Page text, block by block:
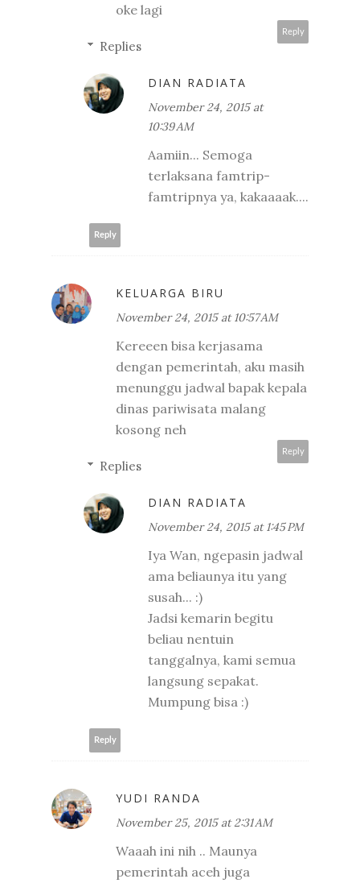
oke lagi
Reply
Replies
DIAN RADIATA
November 24, 2015 at
10:39 AM
Aamiin... Semoga
terlaksana famtrip-
famtripnya ya, kakaaaak....
Reply
KELUARGA BIRU
November 24, 2015 at 10:57 AM
Kereeen bisa kerjasama
dengan pemerintah, aku masih
menunggu jadwal bapak kepala
dinas pariwisata malang
kosong neh
Reply
Replies
DIAN RADIATA
November 24, 2015 at 1:45 PM
Iya Wan, ngepasin jadwal
ama beliaunya itu yang
susah... :)
Jadsi kemarin begitu
beliau nentuin
tanggalnya, kami semua
langsung sepakat.
Mumpung bisa :)
Reply
YUDI RANDA
November 25, 2015 at 2:31 AM
Waaah ini nih .. Maunya
pemerintah aceh juga